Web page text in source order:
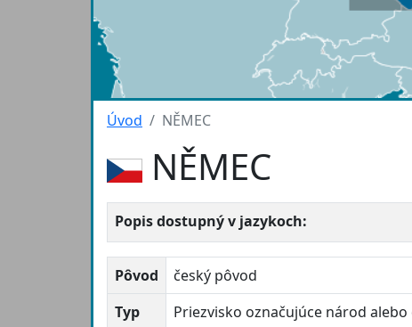
Úvod NĚMEC
NĚMEC
Popis dostupný v jazykoch:
Pôvod
český pôvod
Typ
Priezvisko označujúce národ